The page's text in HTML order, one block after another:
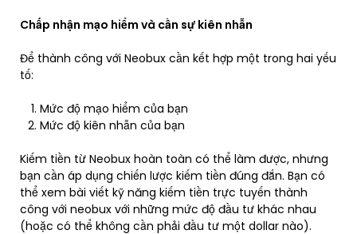
Chấp nhận mạo hiểm và cần sự kiên nhẫn
Để thành công với Neobux cần kết hợp một trong hai yếu
tố:
Mức độ mạo hiểm của bạn
Mức độ kiên nhẫn của bạn
Kiếm tiền từ Neobux hoàn toàn có thể làm được, nhưng
bạn cần áp dụng chiến lược kiếm tiền đúng đắn. Bạn có
thể xem bài viết kỹ năng kiếm tiền trực tuyến thành
công với neobux với những mức độ đầu tư khác nhau
(hoặc có thể không cần phải đầu tư một dollar nào).